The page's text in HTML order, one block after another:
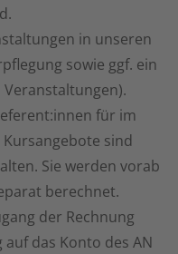
in unseren
sowie ggf. ein
für im
sind
Sie werden vorab
berechnet.
der Rechnung
das Konto des AN